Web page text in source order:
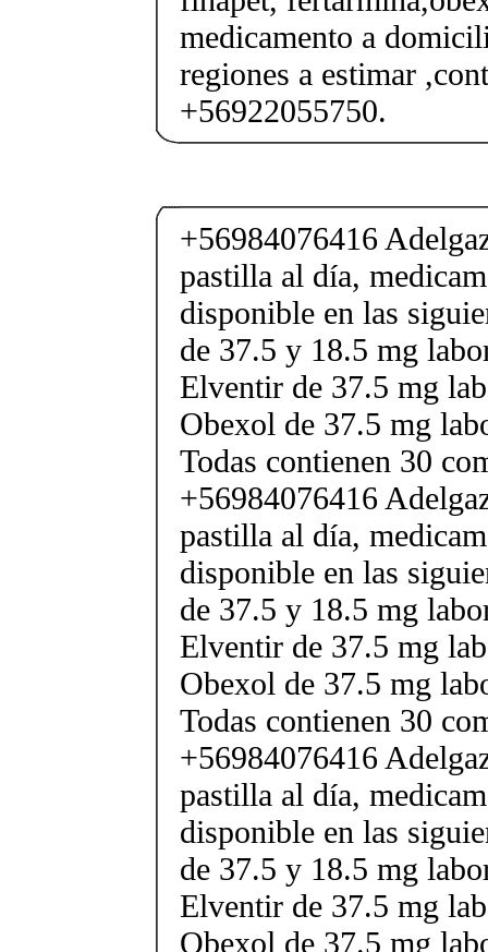
medicamento a
regiones a estimar
+56922055750.
+56984076416
pastilla al día,
disponible en las
de 37.5 y 18.5 mg
Elventir de 37.5 mg
Obexol de 37.5 mg
Todas contienen 30
+56984076416
pastilla al día,
disponible en las
de 37.5 y 18.5 mg
Elventir de 37.5 mg
Obexol de 37.5 mg
Todas contienen 30
+56984076416
pastilla al día,
disponible en las
de 37.5 y 18.5 mg
Elventir de 37.5 mg
Obexol de 37.5 mg